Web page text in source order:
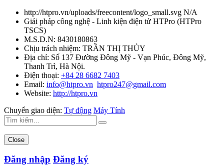
http://htpro.vn/uploads/freecontent/logo_small.svg N/A
Giải pháp công nghệ - Linh kiện điện tử HTPro (HTPro
TSCS)
M.S.D.N: 8430180863
Chịu trách nhiệm: TRẦN THỊ THỦY
Địa chỉ: Số 137 Đường Đông Mỹ - Vạn Phúc, Đông Mỹ,
Thanh Trì, Hà Nội.
Điện thoại: +84 28 6682 7403
Email: info@htpro.vn htpro247@gmail.com
Website: http://htpro.vn
Chuyển giao diện: Tự động Máy Tính
Close
Đăng nhập Đăng ký